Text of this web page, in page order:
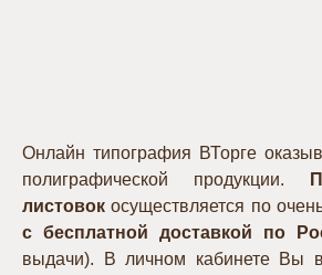
Онлайн типография ВТорге
полиграфической продукции.
листовок осуществляется по
с бесплатной доставкой по
выдачи). В личном кабинете Вы